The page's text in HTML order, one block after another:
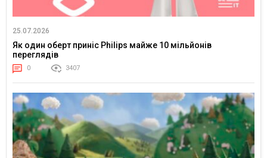
25.07.2026
Як один оберт приніс Philips майже 10 мільйонів
переглядів
0 3407